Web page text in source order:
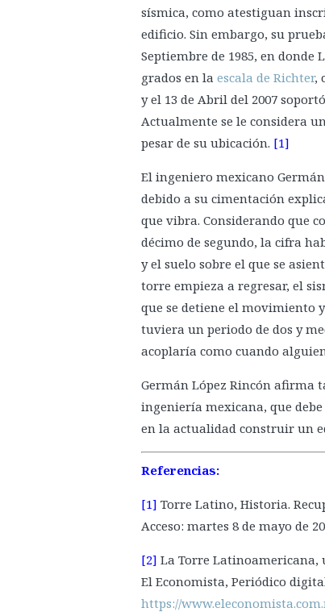
sísmica, como atestiguan
edificio. Sin embargo, su
Septiembre de 1985, en
grados en la escala de Richter,
y el 13 de Abril del 2007
Actualmente se le considera
pesar de su ubicación. [1]
El ingeniero mexicano
debido a su cimentación
que vibra. Considerando que
décimo de segundo, la cifra
y el suelo sobre el que se
torre empieza a regresar, el
que se detiene el movimiento
tuviera un periodo de dos y
acoplaría como cuando
Germán López Rincón afirma
ingeniería mexicana, que
en la actualidad construir un
Referencias:
[1] Torre Latino, Historia.
Acceso: martes 8 de mayo de
[2] La Torre Latinoamericana,
El Economista, Periódico
https://